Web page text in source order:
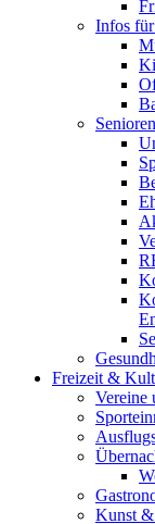
Infos
Freizeit &
Vereine
Kunst